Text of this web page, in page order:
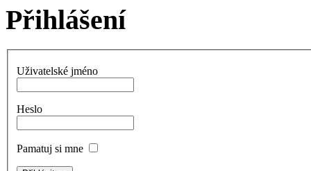
Přihlášení
Uživatelské jméno
Heslo
Pamatuj si mne